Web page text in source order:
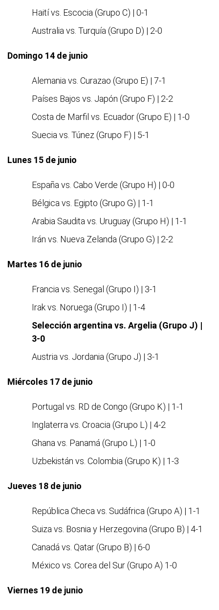
Haití vs. Escocia (Grupo C) | 0-1
Australia vs. Turquía (Grupo D) | 2-0
Domingo 14 de junio
Alemania vs. Curazao (Grupo E) | 7-1
Países Bajos vs. Japón (Grupo F) | 2-2
Costa de Marfil vs. Ecuador (Grupo E) | 1-0
Suecia vs. Túnez (Grupo F) | 5-1
Lunes 15 de junio
España vs. Cabo Verde (Grupo H) | 0-0
Bélgica vs. Egipto (Grupo G) | 1-1
Arabia Saudita vs. Uruguay (Grupo H) | 1-1
Irán vs. Nueva Zelanda (Grupo G) | 2-2
Martes 16 de junio
Francia vs. Senegal (Grupo I) | 3-1
Irak vs. Noruega (Grupo I) | 1-4
Selección argentina vs. Argelia (Grupo J) |
3-0
Austria vs. Jordania (Grupo J) | 3-1
Miércoles 17 de junio
Portugal vs. RD de Congo (Grupo K) | 1-1
Inglaterra vs. Croacia (Grupo L) | 4-2
Ghana vs. Panamá (Grupo L) | 1-0
Uzbekistán vs. Colombia (Grupo K) | 1-3
Jueves 18 de junio
República Checa vs. Sudáfrica (Grupo A) | 1-1
Suiza vs. Bosnia y Herzegovina (Grupo B) | 4-1
Canadá vs. Qatar (Grupo B) | 6-0
México vs. Corea del Sur (Grupo A) 1-0
Viernes 19 de junio